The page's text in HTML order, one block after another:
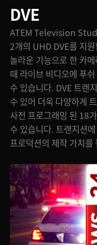
DVE
ATEM Television
2개의 UHD DVE를 지
놀라운 기능으로 한 카
때 라이브 비디오에 푸
수 있습니다. DVE 트랜
수 있어 더욱 다양하게
사전 프로그래밍 된 18
수 있습니다. 트랜지션
프로덕션의 제작 가치를